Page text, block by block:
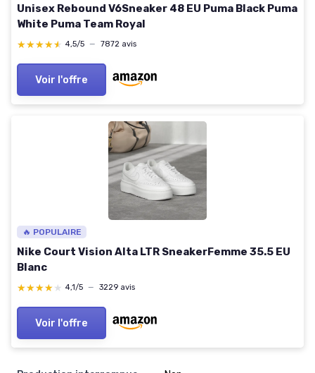
Unisex Rebound V6Sneaker 48 EU Puma Black Puma
White Puma Team Royal
★★★★★
★★★★★ 4,5/5 — 7872 avis
Voir l'offre
🔥 POPULAIRE
Nike Court Vision Alta LTR SneakerFemme 35.5 EU
Blanc
★★★★★
★★★★★ 4,1/5 — 3229 avis
Voir l'offre